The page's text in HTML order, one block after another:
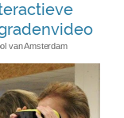
van Amsterdam